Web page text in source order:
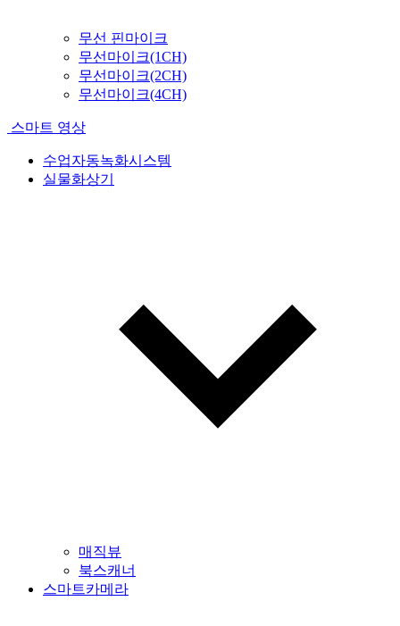
무선 핀마이크
무선마이크(1CH)
무선마이크(2CH)
무선마이크(4CH)
스마트 영상
수업자동녹화시스템
실물화상기
매직뷰
북스캐너
스마트카메라